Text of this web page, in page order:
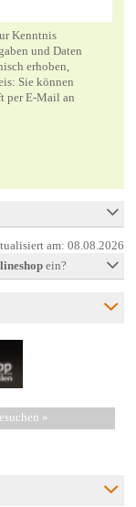
Kenntnis
und Daten
erhoben,
Sie können
per E-Mail an
am:08.08.2026
ein?
»